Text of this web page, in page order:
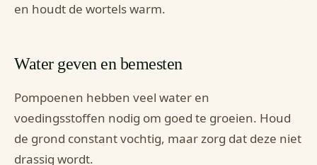
en houdt de wortels warm.
Water geven en bemesten
Pompoenen hebben veel water en
voedingsstoffen nodig om goed te groeien. Houd
de grond constant vochtig, maar zorg dat deze niet
drassig wordt.